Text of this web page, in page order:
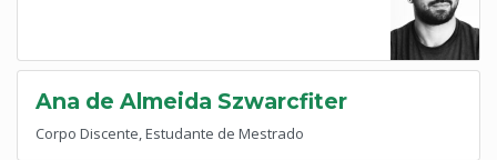
Ana de Almeida Szwarcfiter
Corpo Discente, Estudante de Mestrado